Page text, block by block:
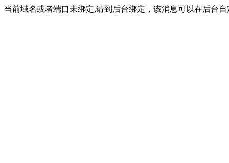
当前域名或者端口未绑定,请到后台绑定，该消息可以在后台自